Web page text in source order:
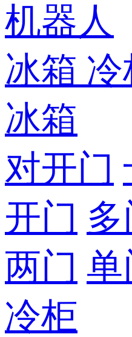
机器人
冰箱 冷
冰箱
对开门
开门 多
两门 单
冷柜